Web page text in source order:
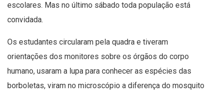
escolares. Mas no último sábado toda população está
convidada.
Os estudantes circularam pela quadra e tiveram
orientações dos monitores sobre os órgãos do corpo
humano, usaram a lupa para conhecer as espécies das
borboletas, viram no microscópio a diferença do mosquito